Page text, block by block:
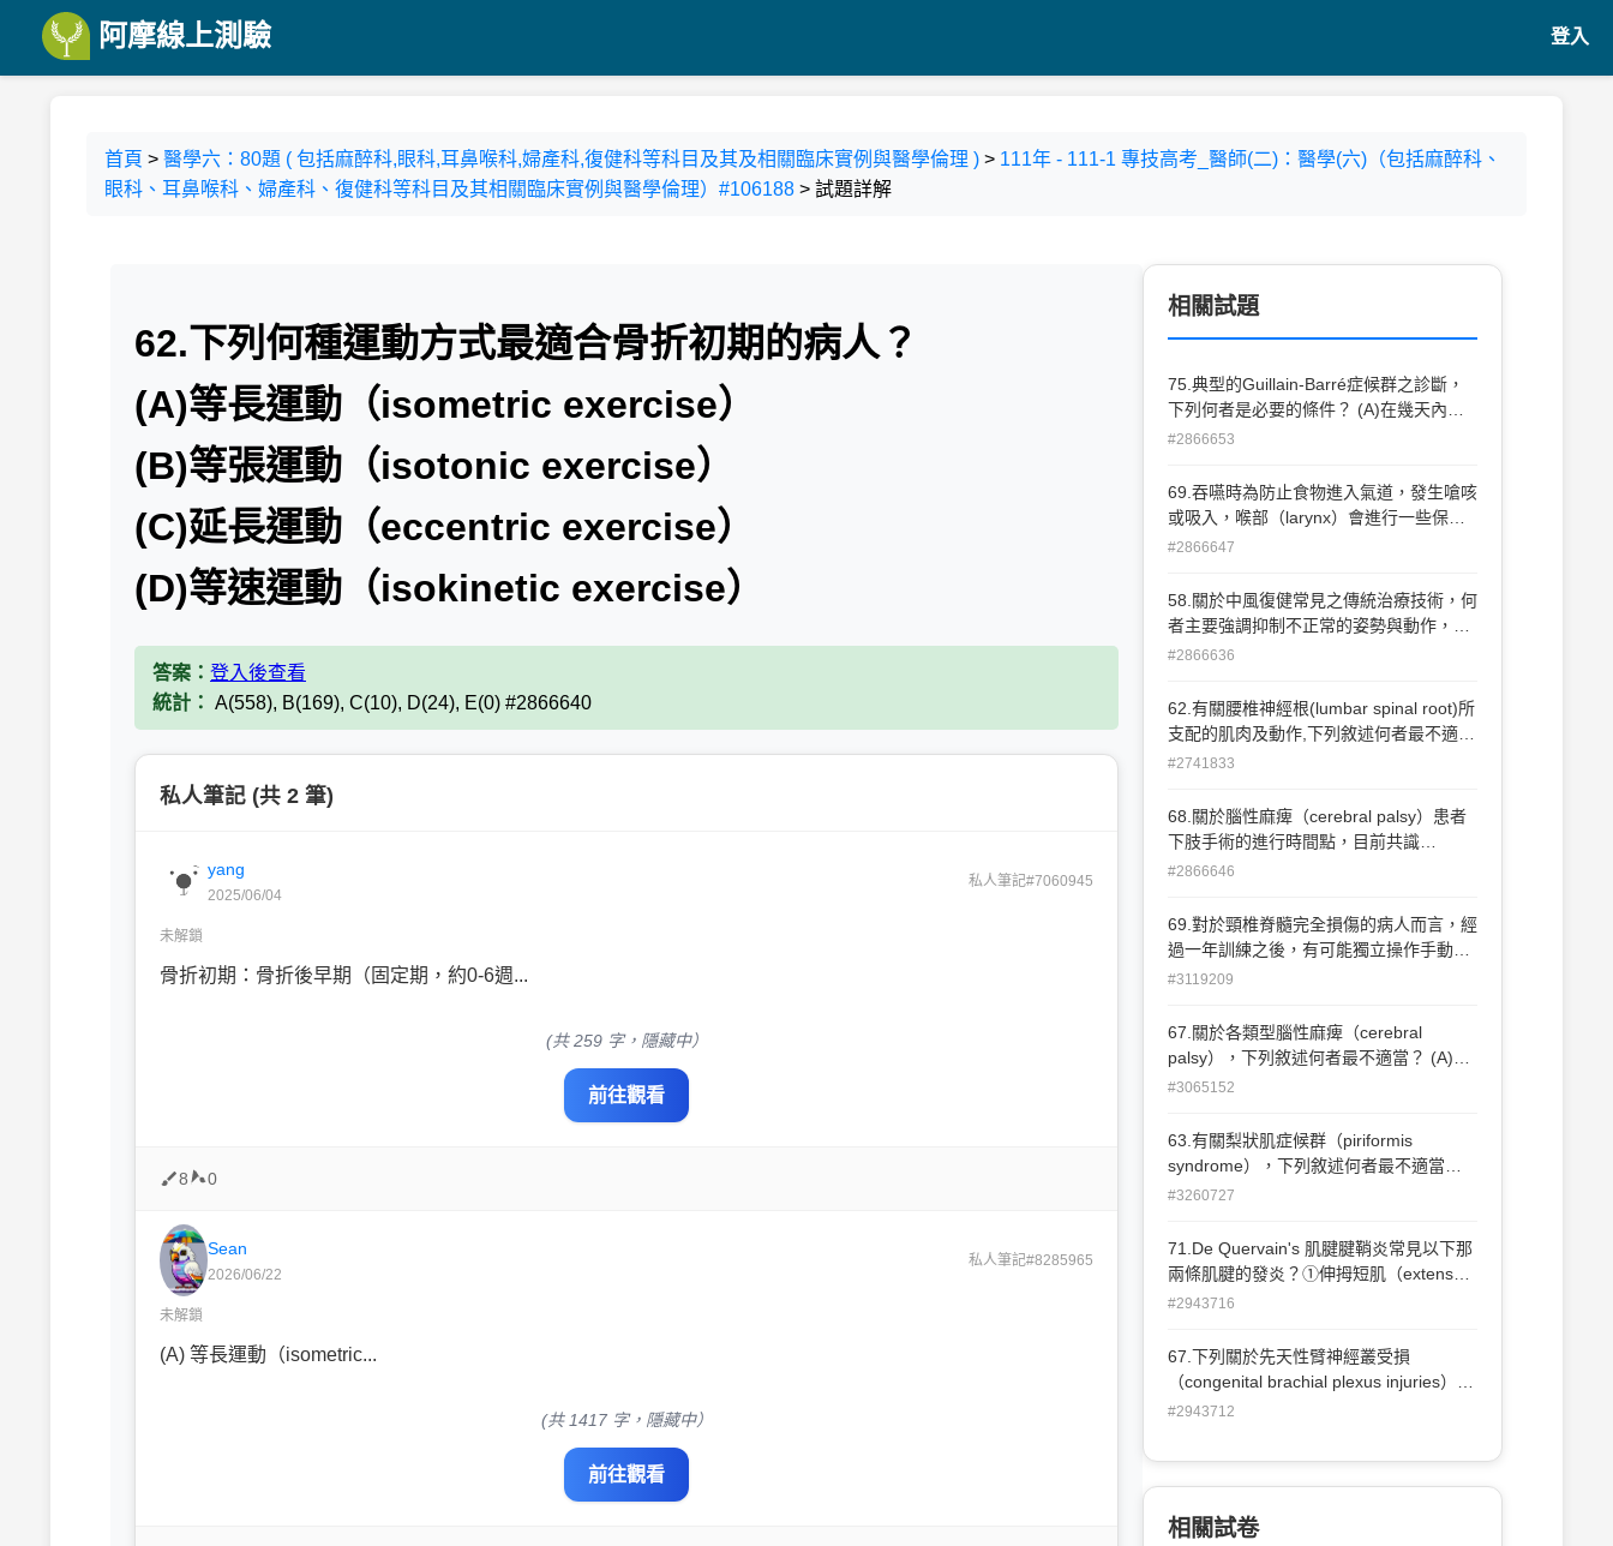
阿摩線上測驗 登入
首頁 > 醫學六：80題 ( 包括麻醉科,眼科,耳鼻喉科,婦產科,復健科等科目及其及相關臨床實例與醫學倫理 ) > 111年 - 111-1 專技高考_醫師(二)：醫學(六)（包括麻醉科、
眼科、耳鼻喉科、婦產科、復健科等科目及其相關臨床實例與醫學倫理）#106188 > 試題詳解
62.下列何種運動方式最適合骨折初期的病人？
(A)等長運動（isometric exercise）
(B)等張運動（isotonic exercise）
(C)延長運動（eccentric exercise）
(D)等速運動（isokinetic exercise）
答案： 登入後查看
統計： A(558), B(169), C(10), D(24), E(0) #2866640
私人筆記 (共 2 筆)
yang
2025/06/04
私人筆記#7060945
未解鎖
骨折初期：骨折後早期（固定期，約0-6週...
(共 259 字，隱藏中）
前往觀看
8 0
Sean
2026/06/22
私人筆記#8285965
未解鎖
(A) 等長運動（isometric...
(共 1417 字，隱藏中）
前往觀看
相關試題
75.典型的Guillain-Barré症候群之診斷，
下列何者是必要的條件？ (A)在幾天內惡
化 (B)自律神經功能異常 (C)肌電圖或神經
#2866653
69.吞嚥時為防止食物進入氣道，發生嗆咳
或吸入，喉部（larynx）會進行一些保護
性的動作，以下何者錯誤？ (A)暫時停止
軟骨（epiglottis）後傾下壓 (D)舌骨
（hyoid bone）往上往後拉
#2866647
58.關於中風復健常見之傳統治療技術，何
者主要強調抑制不正常的姿勢與動作，並
且誘發獨立的肌肉控制 （isolated muscle
（Brunnstrom's movement therapy
approach） (B)神經發展技術
oriented motor training）
#2866636
62.有關腰椎神經根(lumbar spinal root)所
支配的肌肉及動作,下列敘述何者最不適
當? (A)股四頭肌(quadriceps)主要是由第
膝關節伸展(knee extension) (B)脛骨前肌
(tibialis anterior)主要是由第四及第五腰椎
椎及第一薦椎神經根支配,其主要的動作是
踝關節 外翻(ankle eversion) (D)伸拇趾長
肌(extensor hallucis longus)主要是由第
伸展(great toe extension)
#2741833
68.關於腦性麻痺（cerebral palsy）患者
下肢手術的進行時間點，目前共識
（consensus）的一般建議是7歲以後才
除外？ (A)髖關節（hip joint） (B)膝關節
（knee joint） (C)踝關節（ankle joint）
#2866646
69.對於頸椎脊髓完全損傷的病人而言，經
過一年訓練之後，有可能獨立操作手動輪
椅的最高位損傷為何？ (A)neurological
C5的病人 (C)neurological level為C6的病
人 (D)neurological level為C7的病人
#3119209
67.關於各類型腦性麻痺（cerebral
palsy），下列敘述何者最不適當？ (A)半
邊麻痺型（hemiplegic type）通常發生於
型（quadriplegic type）通常有廣泛的腦
病變（diffuse brain pathology） (C)雙邊
（hemiplegic type），癲癇（seizure）較
常發生於雙邊麻痺型（diplegic type）
#3065152
63.有關梨狀肌症候群（piriformis
syndrome），下列敘述何者最不適當？
(A)臨床表現為臀部深層的疼痛，有時合併
坐姿或站立姿勢不對時也會發作 (C)理學
檢查常發現臀部有局部痛點 (D)在梨狀肌
#3260727
71.De Quervain's 肌腱腱鞘炎常見以下那
兩條肌腱的發炎？①伸拇短肌（extensor
pollicis brevis）② 伸拇長肌 （extensor
（abductor pollicis brevis）④ 外展拇長
肌（abductor pollicis longus）
#2943716
67.下列關於先天性臂神經叢受損
（congenital brachial plexus injuries）的
敘述，何者正確？ (A)Erb 氏麻痺（Erb's
（lower plexus） (B)Klumpke 氏麻痺
（Klumpke's palsy）是指損傷發生於臂神
痺較 Klumpke 氏麻痺少見 (D)不管是 Erb
#2943712
相關試卷